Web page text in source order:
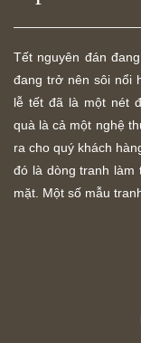
Tết nguyên đán
đang trở nên sôi nổi
lễ tết đã là một nét
quà là cả một nghệ
ra cho quý khách
đó là dòng tranh làm
mặt. Một số mẫu